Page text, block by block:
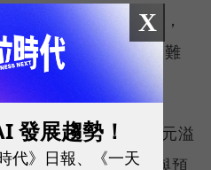
，一旦負責人員異動，
易隨之流失，使企業難
期成長動能。
數聚集團創辦人張元溢
投入愈來愈多工具與預
X
發展趨勢！
代》日報、《一天